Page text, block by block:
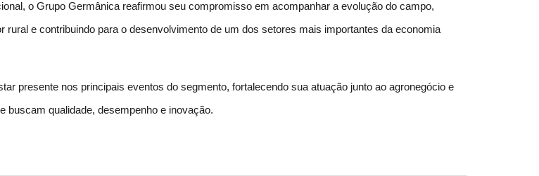
o Grupo Germânica reafirmou seu compromisso em acompanhar a evolução do campo,
e contribuindo para o desenvolvimento de um dos setores mais importantes da economia
presente nos principais eventos do segmento, fortalecendo sua atuação junto ao agronegócio e
buscam qualidade, desempenho e inovação.